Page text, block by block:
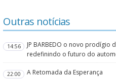
Outras notícias
14:56
JP BARBEDO o novo prodígio
redefinindo o futuro do
22:00 A Retomada da Esperança